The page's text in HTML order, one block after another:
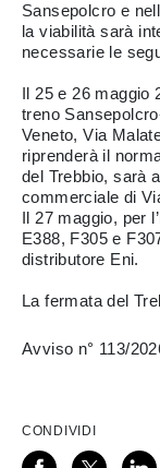
Sansepolcro e
la viabilità sarà
necessarie le
Il 25 e 26 maggio
treno
Veneto, Via
riprenderà il
del Trebbio, sarà
commerciale di
Il 27 maggio, per
E388, F305 e
distributore Eni.
La fermata del
Avviso n° 113/
CONDIVIDI